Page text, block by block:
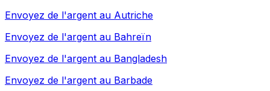
Envoyez de l'argent au Autriche
Envoyez de l'argent au Bahreïn
Envoyez de l'argent au Bangladesh
Envoyez de l'argent au Barbade